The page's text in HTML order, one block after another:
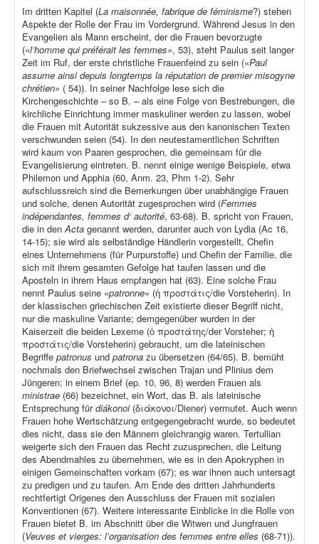
Im dritten Kapitel (La maisonnée, fabrique de féminisme?) stehen
Aspekte der Rolle der Frau im Vordergrund. Während Jesus in den
Evangelien als Mann erscheint, der die Frauen bevorzugte
(«l’homme qui préférait les femmes», 53), steht Paulus seit langer
Zeit im Ruf, der erste christliche Frauenfeind zu sein («Paul
assume ainsi depuis longtemps la réputation de premier misogyne
chrétien» ( 54)). In seiner Nachfolge lese sich die
Kirchengeschichte – so B. – als eine Folge von Bestrebungen, die
kirchliche Einrichtung immer maskuliner werden zu lassen, wobei
die Frauen mit Autorität sukzessive aus den kanonischen Texten
verschwunden seien (54). In den neutestamentlichen Schriften
wird kaum von Paaren gesprochen, die gemeinsam für die
Evangelisierung eintreten. B. nennt einige wenige Beispiele, etwa
Philemon und Apphia (60, Anm. 23, Phm 1-2). Sehr
aufschlussreich sind die Bemerkungen über unabhängige Frauen
und solche, denen Autorität zugesprochen wird (Femmes
indépendantes, femmes d‘ autorité, 63-68). B. spricht von Frauen,
die in denActa genannt werden, darunter auch von Lydia (Ac 16,
14-15); sie wird als selbständige Händlerin vorgestellt, Chefin
eines Unternehmens (für Purpurstoffe) und Chefin der Familie, die
sich mit ihrem gesamten Gefolge hat taufen lassen und die
Aposteln in ihrem Haus empfangen hat (63). Eine solche Frau
nennt Paulus seine «patronne» (ἡ προστάτις/die Vorsteherin). In
der klassischen griechischen Zeit existierte dieser Begriff nicht,
nur die maskuline Variante; demgegenüber wurden in der
Kaiserzeit die beiden Lexeme (ὁ προστάτης/der Vorsteher; ἡ
προστάτις/die Vorsteherin) gebraucht, um die lateinischen
Begriffe patronus und patrona zu übersetzen (64/65). B. bemüht
nochmals den Briefwechsel zwischen Trajan und Plinius dem
Jüngeren; in einem Brief (ep. 10, 96, 8) werden Frauen als
ministrae (66) bezeichnet, ein Wort, das B. als lateinische
Entsprechung fürdiákonoi (διάκονοι/Diener) vermutet. Auch wenn
Frauen hohe Wertschätzung entgegengebracht wurde, so bedeutet
dies nicht, dass sie den Männern gleichrangig waren. Tertullian
weigerte sich den Frauen das Recht zuzusprechen, die Leitung
des Abendmahles zu übernehmen, wie es in den Apokryphen in
einigen Gemeinschaften vorkam (67); es war ihnen auch untersagt
zu predigen und zu taufen. Am Ende des dritten Jahrhunderts
rechtfertigt Origenes den Ausschluss der Frauen mit sozialen
Konventionen (67). Weitere interessante Einblicke in die Rolle von
Frauen bietet B. im Abschnitt über die Witwen und Jungfrauen
(Veuves et vierges: l’organisation des femmes entre elles (68-71)).